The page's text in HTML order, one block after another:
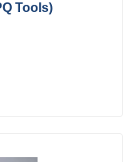
Tools)